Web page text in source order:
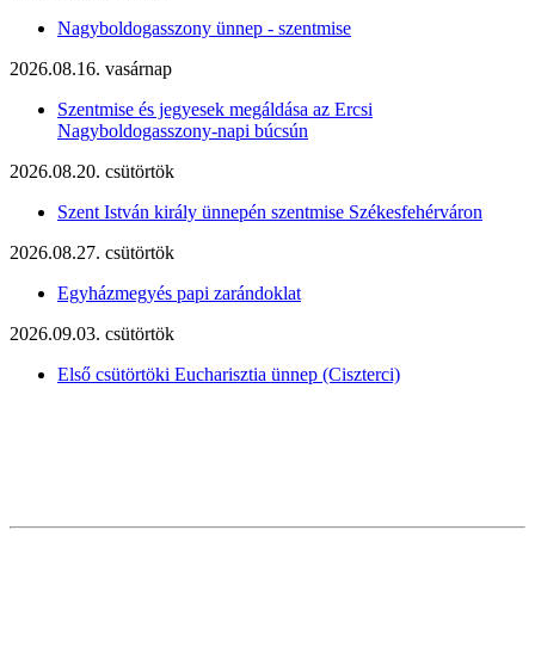
Nagyboldogasszony ünnep - szentmise
2026.08.16. vasárnap
Szentmise és jegyesek megáldása az Ercsi
Nagyboldogasszony-napi búcsún
2026.08.20. csütörtök
Szent István király ünnepén szentmise Székesfehérváron
2026.08.27. csütörtök
Egyházmegyés papi zarándoklat
2026.09.03. csütörtök
Első csütörtöki Eucharisztia ünnep (Ciszterci)